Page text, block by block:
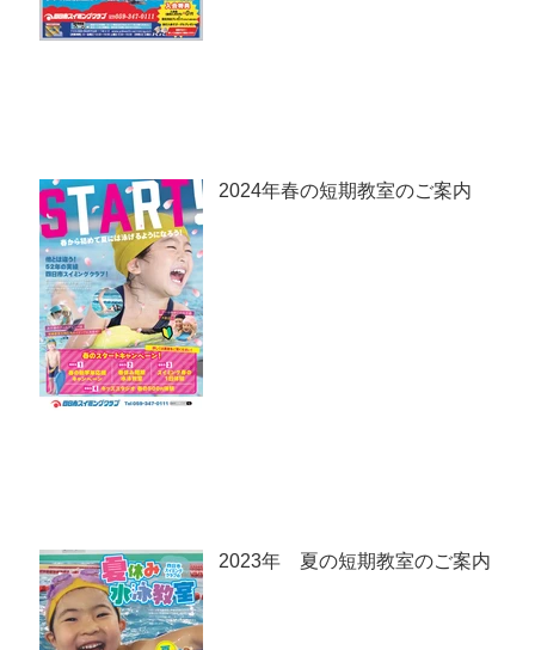
2024年春の短期教室のご案内
2023年 夏の短期教室のご案内